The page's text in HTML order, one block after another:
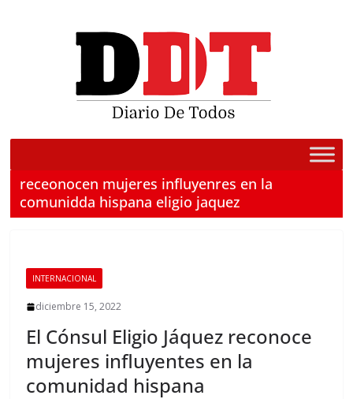
receonocen mujeres influyenres en la
comunidda hispana eligio jaquez
INTERNACIONAL
diciembre 15, 2022
El Cónsul Eligio Jáquez reconoce
mujeres influyentes en la
comunidad hispana